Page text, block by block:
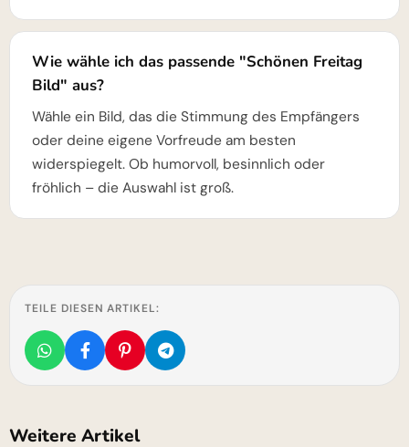
Wie wähle ich das passende "Schönen Freitag
Bild" aus?
Wähle ein Bild, das die Stimmung des Empfängers
oder deine eigene Vorfreude am besten
widerspiegelt. Ob humorvoll, besinnlich oder
fröhlich – die Auswahl ist groß.
TEILE DIESEN ARTIKEL:
Weitere Artikel